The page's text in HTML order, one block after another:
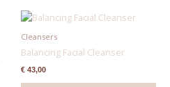
Cleansers
Balancing Facial Cleanser
€ 43,00